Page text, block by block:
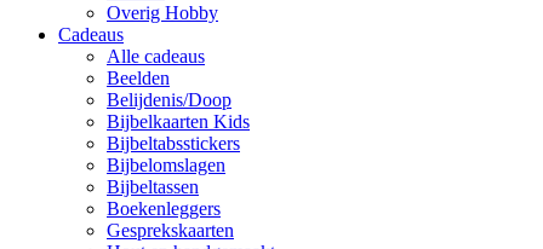
Overig Hobby
Cadeaus
Alle cadeaus
Beelden
Belijdenis/Doop
Bijbelkaarten Kids
Bijbeltabsstickers
Bijbelomslagen
Bijbeltassen
Boekenleggers
Gesprekskaarten